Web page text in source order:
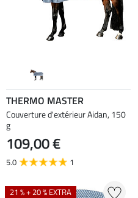
THERMO MASTER
Couverture d'extérieur Aidan, 150
g
109,00 €
5.0 1
21 % + 20 % EXTRA